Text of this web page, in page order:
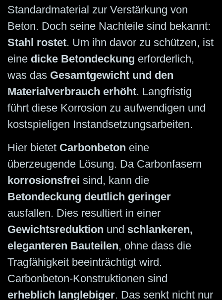
Standardmaterial zur Verstärkung von
Beton. Doch seine Nachteile sind bekannt:
Stahl rostet. Um ihn davor zu schützen, ist
eine dicke Betondeckung erforderlich,
was das Gesamtgewicht und den
Materialverbrauch erhöht. Langfristig
führt diese Korrosion zu aufwendigen und
kostspieligen Instand­setzungs­arbeiten.
Hier bietet Carbonbeton eine
überzeugende Lösung. Da Carbonfasern
korrosionsfrei sind, kann die
Betondeckung deutlich geringer
ausfallen. Dies resultiert in einer
Gewichtsreduktion und schlankeren,
eleganteren Bauteilen, ohne dass die
Tragfähigkeit beeinträchtigt wird.
Carbonbeton-Konstruktionen sind
erheblich langlebiger. Das senkt nicht nur